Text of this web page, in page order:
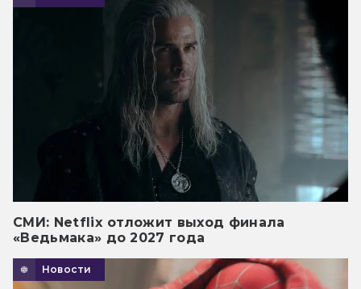
СМИ: Netflix отложит выход финала
«Ведьмака» до 2027 года
Новости